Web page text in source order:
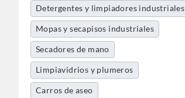
Detergentes y limpiadores industriales
Mopas y secapisos industriales
Secadores de mano
Limpiavidrios y plumeros
Carros de aseo